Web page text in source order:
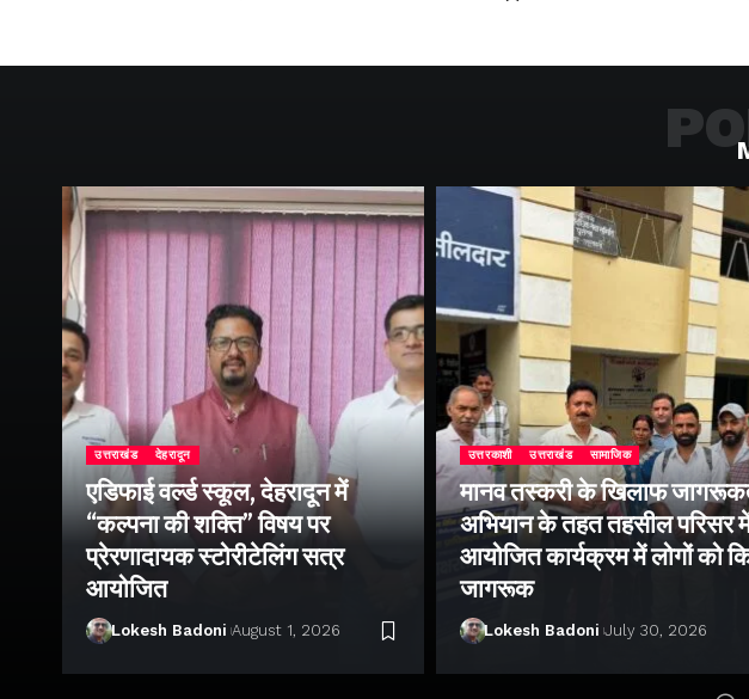
उत्तराखंड देहरादून
एडिफाई वर्ल्ड स्कूल, देहरादून में
“कल्पना की शक्ति” विषय पर
प्रेरणादायक स्टोरीटेलिंग सत्र
आयोजित
Lokesh Badoni August 1, 2026
उत्तरकाशी उत्तराखंड सामाजिक
मानव तस्करी के खिलाफ
अभियान के तहत तहसील परिसर
आयोजित कार्यक्रम में लोगों को
जागरूक
Lokesh Badoni July 30, 2026